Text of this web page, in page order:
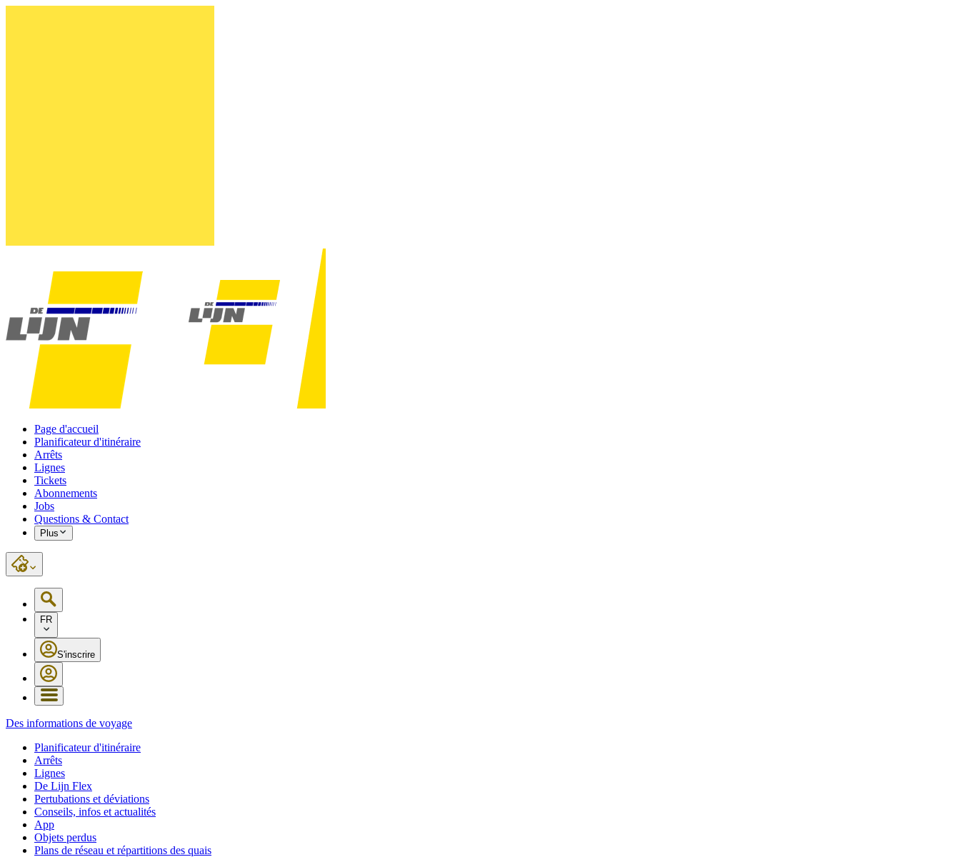
Page d'accueil
Planificateur d'itinéraire
Arrêts
Lignes
Tickets
Abonnements
Jobs
Questions & Contact
Plus
FR
S'inscrire
Des informations de voyage
Planificateur d'itinéraire
Arrêts
Lignes
De Lijn Flex
Pertubations et déviations
Conseils, infos et actualités
App
Objets perdus
Plans de réseau et répartitions des quais